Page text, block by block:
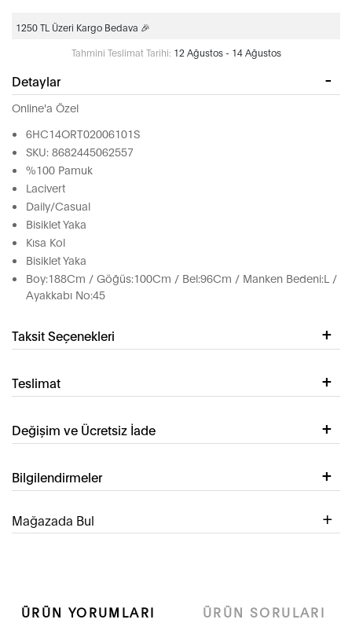
1250 TL Üzeri Kargo Bedava 🎉
Tahmini Teslimat Tarihi: 12 Ağustos - 14 Ağustos
Detaylar
Online'a Özel
6HC14ORT02006101S
SKU: 8682445062557
%100 Pamuk
Lacivert
Daily/Casual
Bisiklet Yaka
Kısa Kol
Bisiklet Yaka
Boy:188Cm / Göğüs:100Cm / Bel:96Cm / Manken Bedeni:L /
Ayakkabı No:45
Taksit Seçenekleri
Teslimat
Değişim ve Ücretsiz İade
Bilgilendirmeler
Mağazada Bul
ÜRÜN YORUMLARI ÜRÜN SORULARI